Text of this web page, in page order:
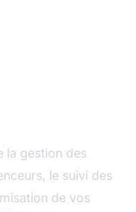
la gestion des
le suivi des
de vos